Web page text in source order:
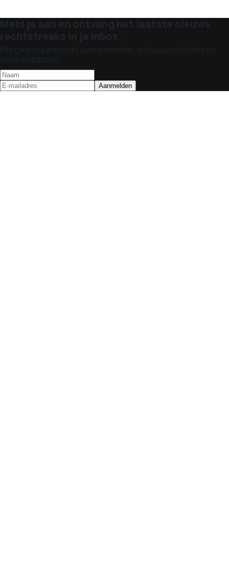
Meld je aan en ontvang het laatste nieuws
rechtstreeks in je inbox.
Mis geen spannende evenementen, exclusieve tickets en
unieke updates!